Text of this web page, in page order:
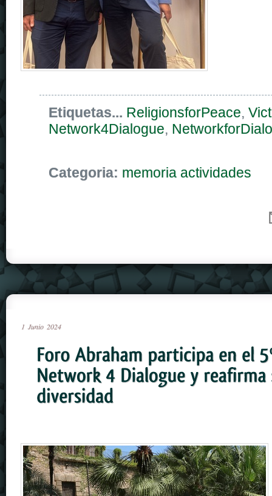
Etiquetas... ReligionsforPeace,
Network4Dialogue,
Categoria: memoria actividades
1 Junio 2024